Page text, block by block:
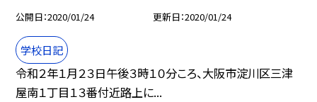
公開日 2020/01/24 更新日 2020/01/24
学校日記
令和２年１月２３日午後３時１０分ころ、大阪市淀川区三津
屋南１丁目１３番付近路上に...